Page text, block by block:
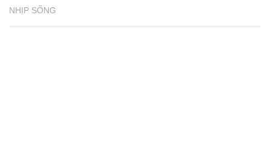
NHỊP SỐNG